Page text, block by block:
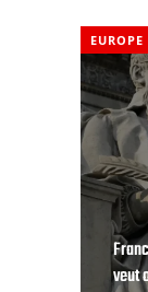
EUROPE
veut